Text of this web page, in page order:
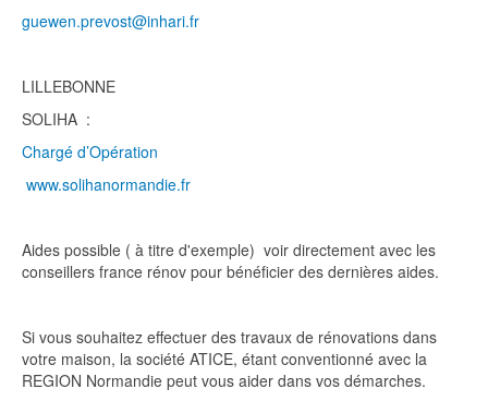
guewen.prevost@inhari.fr
LILLEBONNE
SOLIHA :
Chargé d’Opération
www.solihanormandie.fr
Aides possible ( à titre d'exemple) voir directement avec les
conseillers france rénov pour bénéficier des dernières aides.
Si vous souhaitez effectuer des travaux de rénovations dans
votre maison, la société ATICE, étant conventionné avec la
REGION Normandie peut vous aider dans vos démarches.